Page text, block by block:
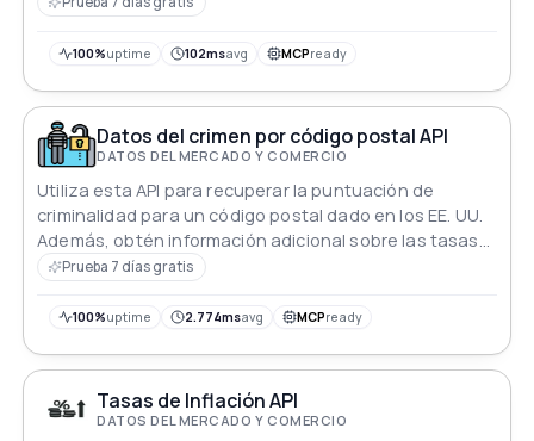
Con puntos finales RESTful al alcance de tu mano,
y lleva tu aplicación o plataforma a nuevas alturas de
innovación móvil.
100%uptime 102msavg MCPready
Datos del crimen por código postal API
DATOS DEL MERCADO Y COMERCIO
Utiliza esta API para recuperar la puntuación de
criminalidad para un código postal dado en los EE. UU.
Además, obtén información adicional sobre las tasas
de criminalidad y las tasas de criminalidad para
Prueba 7 días gratis
100%uptime 2.774msavg MCPready
Tasas de Inflación API
DATOS DEL MERCADO Y COMERCIO